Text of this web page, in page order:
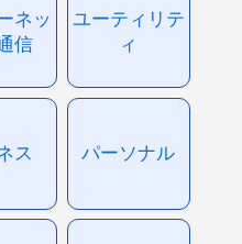
ネッ
信
ユーティリテ
ィ
ス パーソナル